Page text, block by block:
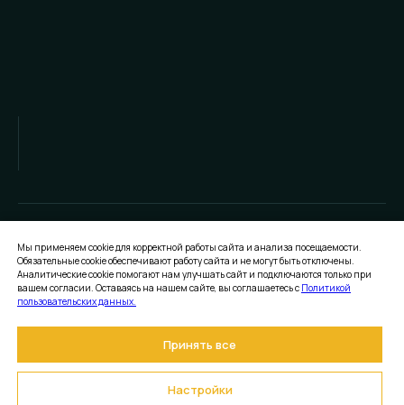
Мы применяем cookie для корректной работы сайта и анализа посещаемости.
Обязательные cookie обеспечивают работу сайта и не могут быть отключены.
Аналитические cookie помогают нам улучшать сайт и подключаются только при
вашем согласии. Оставаясь на нашем сайте, вы соглашаетесь с Политикой
пользовательских данных.
Принять все
Настройки